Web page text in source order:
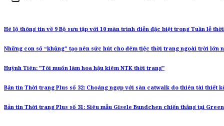
Hé lộ thông tin về 9 Bộ sưu tập với 10 màn trình diễn đặc biệt trong Tuần lễ
Những con số “khủng” tạo nên sức hút cho đêm tiệc thời trang ngoài trời lớn
Huỳnh Tiên: "Tôi muốn làm hoa hậu kiêm NTK thời trang"
Bản tin Thời trang Plus số 32: Choáng ngợp với sàn catwalk do thiên tài thiết
Bản tin Thời trang Plus số 31: Siêu mẫu Gisele Bundchen chiến thắng tại